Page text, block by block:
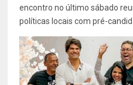
encontro no último sábado
políticas locais com pré-